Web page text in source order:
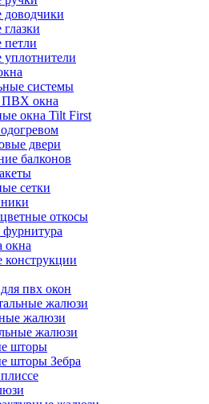
доводчики
петли
системы
ПВХ окна
окна Tilt First
двери
балконов
сетки
откосы
окна
пвх окон
жалюзи
жалюзи
жалюзи
шторы
шторы Зебра